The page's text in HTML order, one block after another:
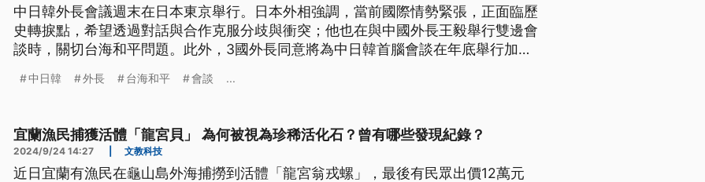
中日韓外長會議週末在日本東京舉行。日本外相強調，當前國際情勢緊張，正面臨歷
史轉捩點，希望透過對話與合作克服分歧與衝突；他也在與中國外長王毅舉行雙邊會
談時，關切台海和平問題。此外，3國外長同意將為中日韓首腦會談在年底舉行加速
中日韓 外長 台海和平 會談 ...
宜蘭漁民捕獲活體「龍宮貝」 為何被視為珍稀活化石？曾有哪些發現紀錄？
2024/9/24 14:27 文教科技
近日宜蘭有漁民在龜山島外海捕撈到活體「龍宮翁戎螺」，最後有民眾出價12萬元